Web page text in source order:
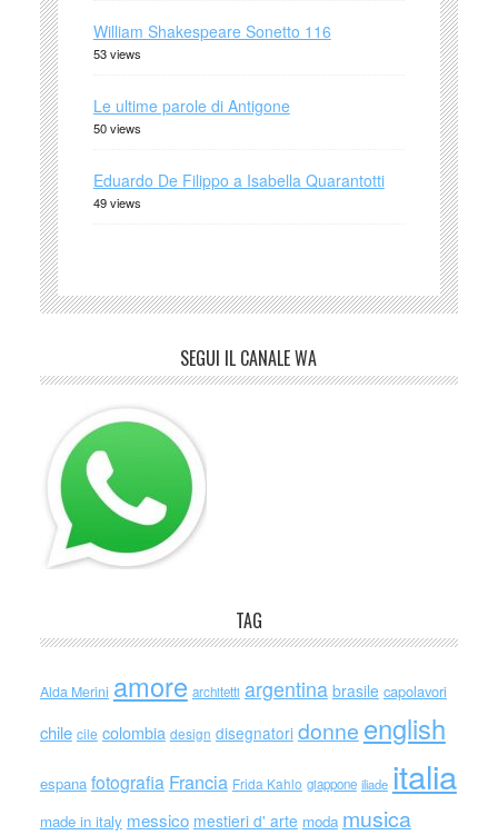
William Shakespeare Sonetto 116
53 views
Le ultime parole di Antigone
50 views
Eduardo De Filippo a Isabella Quarantotti
49 views
SEGUI IL CANALE WA
TAG
Alda Merini amore architetti argentina brasile capolavori
chile cile colombia design disegnatori donne english
espana fotografia Francia Frida Kahlo giappone iliade italia
made in italy messico mestieri d' arte moda musica